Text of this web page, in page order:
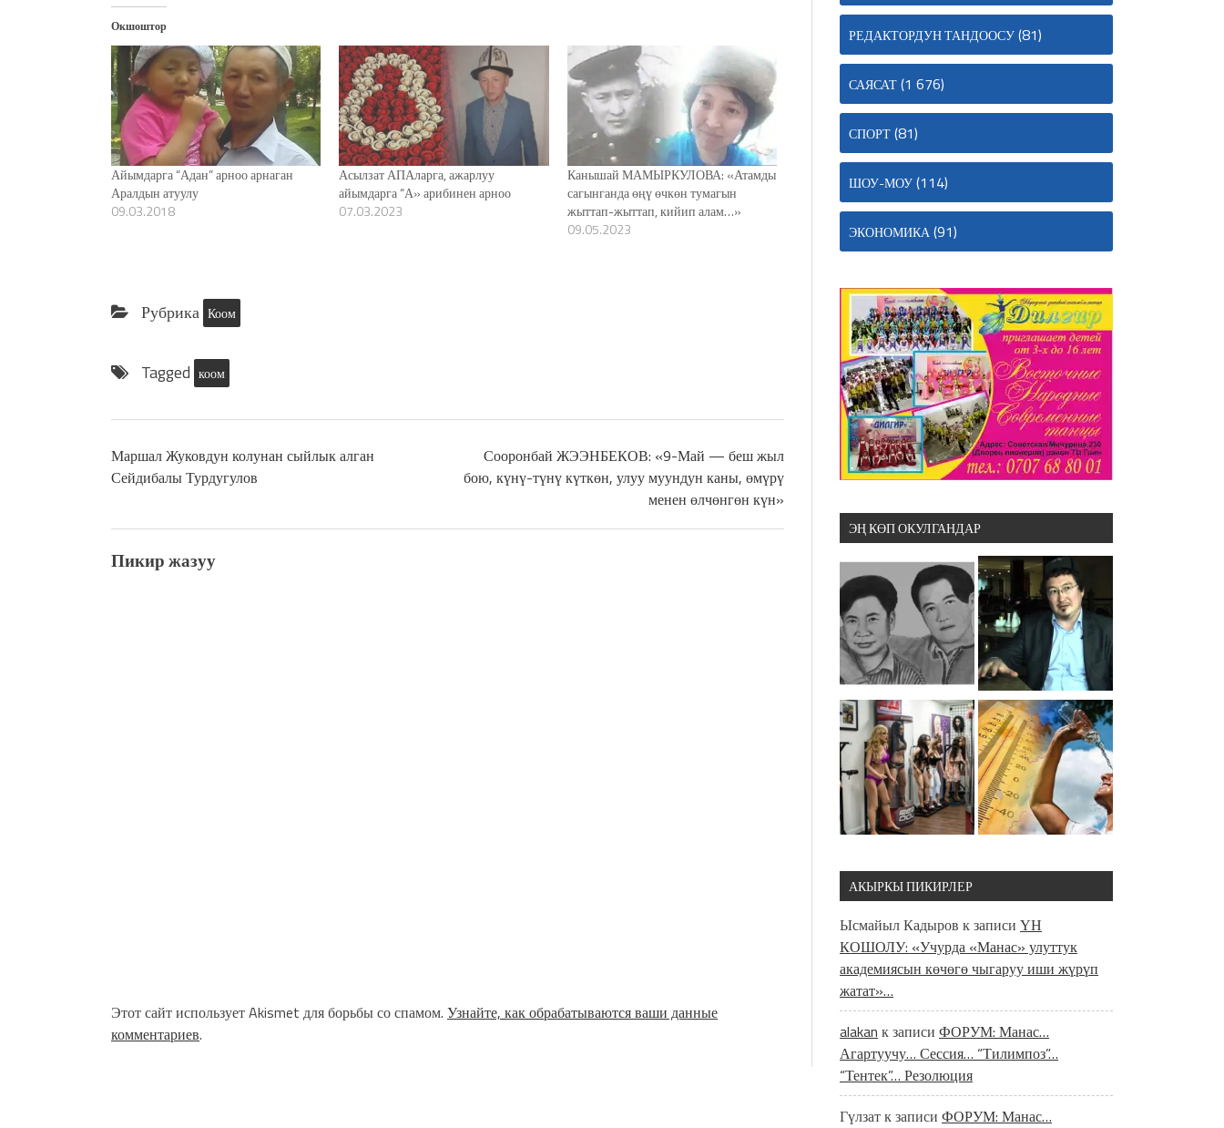
Окшоштор
Айымдарга “Адан” арноо арнаган
Аралдын атуулу
09.03.2018
Асылзат АПАларга, ажарлуу
айымдарга “А» арибинен арноо
07.03.2023
Канышай МАМЫРКУЛОВА: «Атамды
сагынганда өңү өчкөн тумагын
жыттап-жыттап, кийип алам…»
09.05.2023
Рубрика Коом
Tagged коом
Маршал Жуковдун колунан сыйлык алган
Сейдибалы Турдугулов
Сооронбай ЖЭЭНБЕКОВ: «9-Май — беш жыл
бою, күнү-түнү күткөн, улуу муундун каны, өмүрү
менен өлчөнгөн күн»
Пикир жазуу
Этот сайт использует Akismet для борьбы со спамом. Узнайте, как обрабатываются ваши данные
комментариев.
РЕДАКТОРДУН ТАНДООСУ(81)
САЯСАТ(1 676)
СПОРТ(81)
ШОУ-МОУ(114)
ЭКОНОМИКА(91)
ЭҢ КӨП ОКУЛГАНДАР
АКЫРКЫ ПИКИРЛЕР
Ысмайыл Кадыров к записи ҮН
КОШОЛУ: «Учурда «Манас» улуттук
академиясын көчөгө чыгаруу иши жүрүп
жатат»…
alakan к записи ФОРУМ: Манас…
Агартуучу… Сессия… “Тилимпоз”…
“Тентек”… Резолюция
Гүлзатк записи ФОРУМ: Манас…